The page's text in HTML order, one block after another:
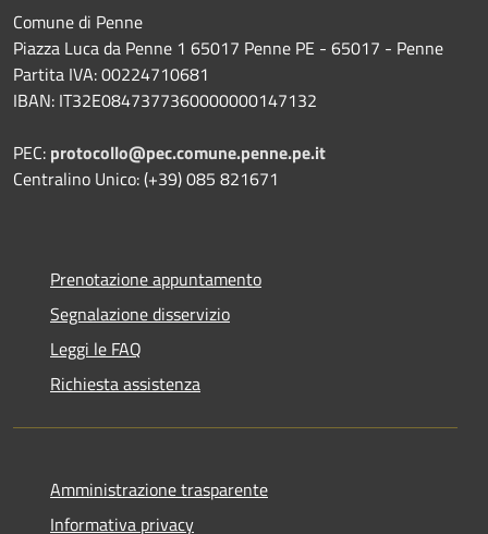
Comune di Penne
Piazza Luca da Penne 1 65017 Penne PE - 65017 - Penne
Partita IVA: 00224710681
IBAN: IT32E0847377360000000147132
PEC: protocollo@pec.comune.penne.pe.it
Centralino Unico: (+39) 085 821671
Prenotazione appuntamento
Segnalazione disservizio
Leggi le FAQ
Richiesta assistenza
Amministrazione trasparente
Informativa privacy